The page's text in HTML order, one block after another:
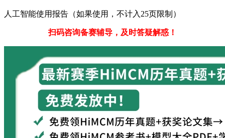
人工智能使用报告（如果使用，不计入25页限制）
扫码咨询备赛辅导，及时答疑解惑！